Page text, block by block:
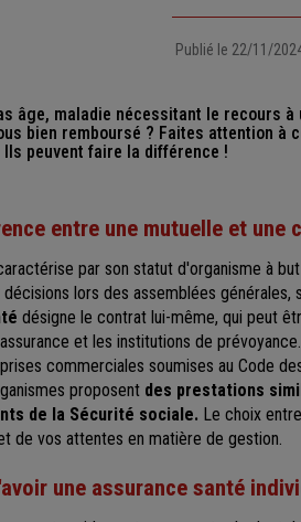
Publié le 22/11/
âge, maladie nécessitant le recours
bien remboursé ? Faites attention à
peuvent faire la différence !
entre une mutuelle et une
par son statut d'organisme à
lors des assemblées générales,
désigne le contrat lui-même, qui peut
et les institutions de
commerciales soumises au Code
proposent des prestations
de la Sécurité sociale. Le choix
de vos attentes en matière de gestion.
une assurance santé